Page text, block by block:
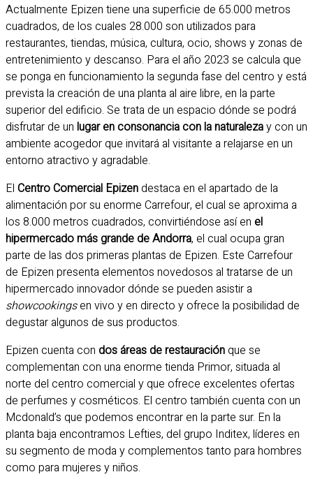
Actualmente Epizen tiene una superficie de 65.000 metros
cuadrados, de los cuales 28.000 son utilizados para
restaurantes, tiendas, música, cultura, ocio, shows y zonas de
entretenimiento y descanso. Para el año 2023 se calcula que
se ponga en funcionamiento la segunda fase del centro y está
prevista la creación de una planta al aire libre, en la parte
superior del edificio. Se trata de un espacio dónde se podrá
disfrutar de un lugar en consonancia con la naturalezay con un
ambiente acogedor que invitará al visitante a relajarse en un
entorno atractivo y agradable.
El Centro Comercial Epizendestaca en el apartado de la
alimentación por su enorme Carrefour, el cual se aproxima a
los 8.000 metros cuadrados, convirtiéndose así en el
hipermercado más grande de Andorra, el cual ocupa gran
parte de las dos primeras plantas de Epizen. Este Carrefour
de Epizen presenta elementos novedosos al tratarse de un
hipermercado innovador dónde se pueden asistir a
showcookingsen vivo y en directo y ofrece la posibilidad de
degustar algunos de sus productos.
Epizen cuenta con dos áreas de restauraciónque se
complementan con una enorme tienda Primor, situada al
norte del centro comercial y que ofrece excelentes ofertas
de perfumes y cosméticos. El centro también cuenta con un
Mcdonald’s que podemos encontrar en la parte sur. En la
planta baja encontramos Lefties, del grupo Inditex, líderes en
su segmento de moda y complementos tanto para hombres
como para mujeres y niños.